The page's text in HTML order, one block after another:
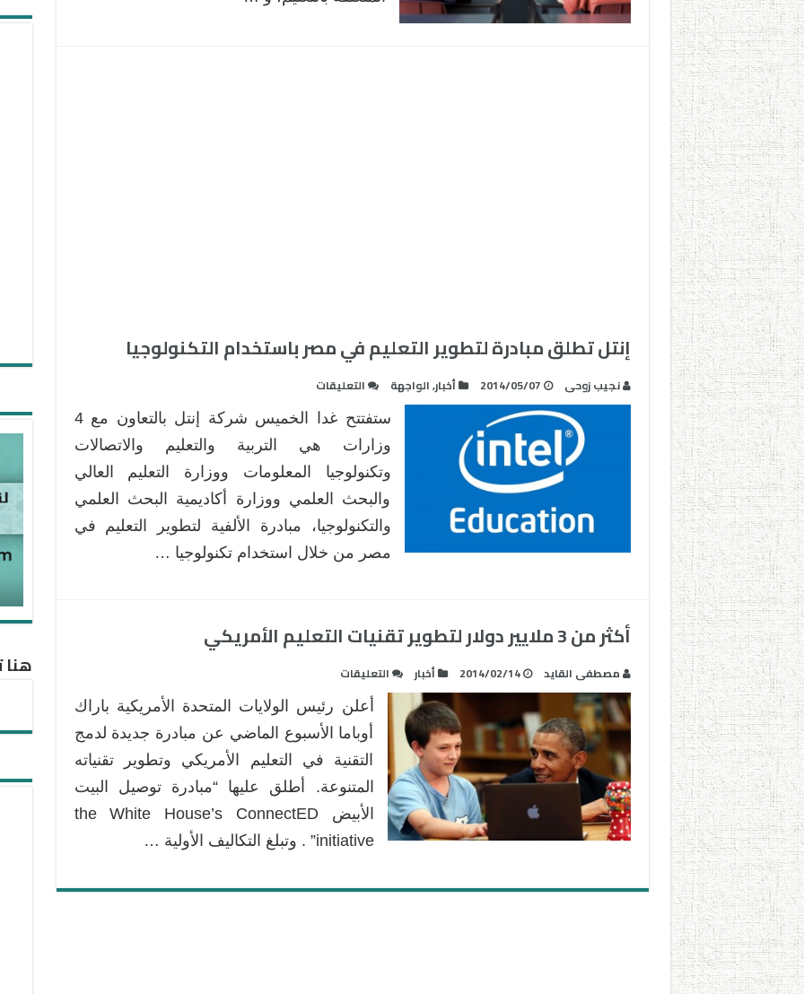
إنتل تطلق مبادرة لتطوير التعليم في مصر باستخدام التكنولوجيا
نجيب زوحى 2014/05/07 أخبار,الواجهة التعليقات
تطلق
مبادرة
لتطوير
التعليم
في
مصر
باستخدام
ستفتتح غدا الخميس شركة إنتل بالتعاون مع 4
وزارات هي التربية والتعليم والاتصالات
وتكنولوجيا المعلومات ووزارة التعليم العالي
والبحث العلمي ووزارة أكاديمية البحث العلمي
والتكنولوجيا، مبادرة الألفية لتطوير التعليم في
مصر من خلال استخدام تكنولوجيا …
أكثر من 3 ملايير دولار لتطوير تقنيات التعليم الأمريكي
مصطفى القايد 2014/02/14 أخبار التعليقات
من
3
ملايير
لتطوير
تقنيات
التعليم
أعلن رئيس الولايات المتحدة الأمريكية باراك
أوباما الأسبوع الماضي عن مبادرة جديدة لدمج
التقنية في التعليم الأمريكي وتطوير تقنياته
المتنوعة. أطلق عليها “مبادرة توصيل البيت
الأبيض the White House’s ConnectED
initiative” . وتبلغ التكاليف الأولية …
هنا